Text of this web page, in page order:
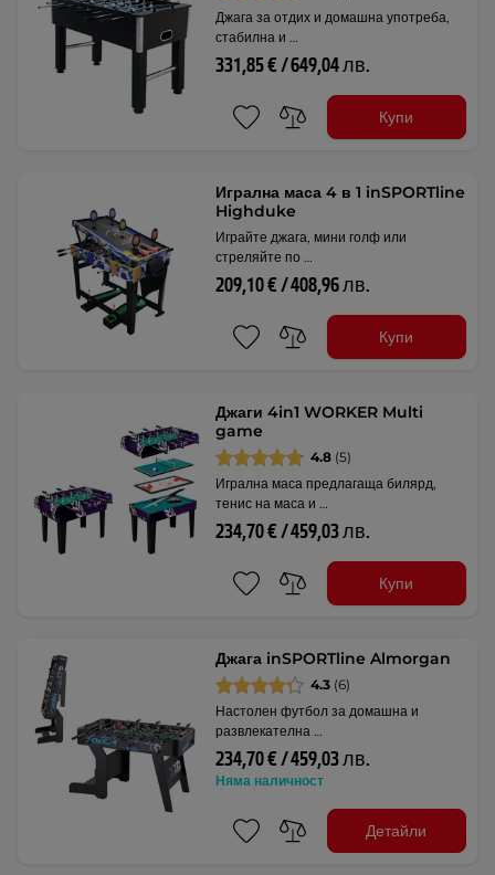
Джага за отдих и домашна употреба,
стабилна и …
331,85 € / 649,04 лв.
Купи
Игрална маса 4 в 1 inSPORTline
Highduke
Играйте джага, мини голф или
стреляйте по …
209,10 € / 408,96 лв.
Купи
Джаги 4in1 WORKER Multi
game
4.8 (5)
Игрална маса предлагаща билярд,
тенис на маса и …
234,70 € / 459,03 лв.
Купи
Джага inSPORTline Almorgan
4.3 (6)
Настолен футбол за домашна и
развлекателна …
234,70 € / 459,03 лв.
Няма наличност
Детайли